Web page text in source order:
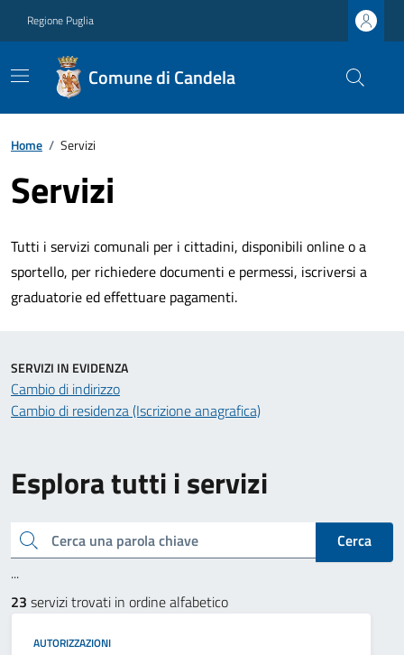
Regione Puglia
Comune di Candela
Home / Servizi
Servizi
Tutti i servizi comunali per i cittadini, disponibili online o a
sportello, per richiedere documenti e permessi, iscriversi a
graduatorie ed effettuare pagamenti.
Esplora tutti i servizi
Cerca una parola chiave
Cerca
...
23 servizi trovati in ordine alfabetico
AUTORIZZAZIONI
SERVIZI IN EVIDENZA
Cambio di indirizzo
Cambio di residenza (Iscrizione anagrafica)